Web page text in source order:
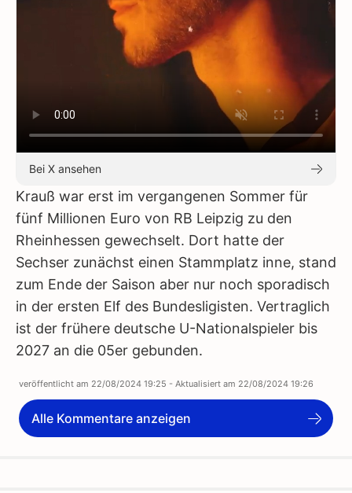
Bei X ansehen
Krauß war erst im vergangenen Sommer für
fünf Millionen Euro von RB Leipzig zu den
Rheinhessen gewechselt. Dort hatte der
Sechser zunächst einen Stammplatz inne, stand
zum Ende der Saison aber nur noch sporadisch
in der ersten Elf des Bundesligisten. Vertraglich
ist der frühere deutsche U-Nationalspieler bis
2027 an die 05er gebunden.
veröffentlicht am 22/08/2024 19:25 - Aktualisiert am 22/08/2024 19:26
Alle Kommentare anzeigen